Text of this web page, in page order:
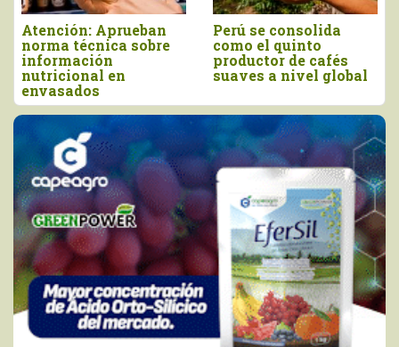
se consolida
el quinto
de cafés
a nivel global
Producción peruana
de orégano alcanzó
las 13.935 toneladas
en 2025
la